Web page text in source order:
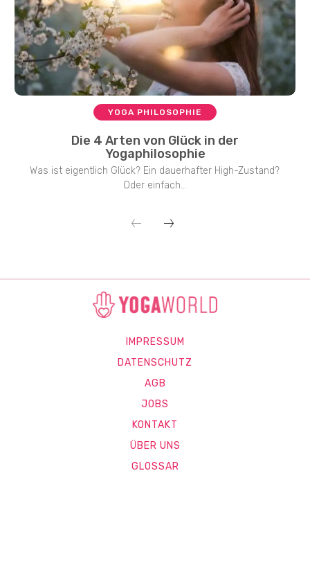
YOGA PHILOSOPHIE
Die 4 Arten von Glück in der
Yogaphilosophie
Was ist eigentlich Glück? Ein dauerhafter High-Zustand?
Oder einfach...
IMPRESSUM
DATENSCHUTZ
AGB
JOBS
KONTAKT
ÜBER UNS
GLOSSAR